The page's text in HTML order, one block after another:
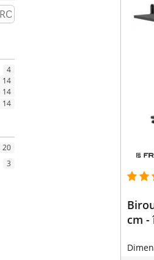
4
14
14
14
20
3
cm -